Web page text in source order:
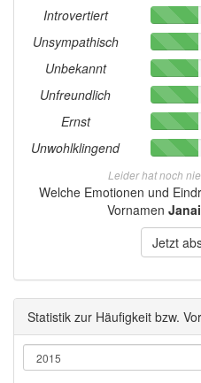
Introvertiert
Unsympathisch
Unbekannt
Unfreundlich
Ernst
Unwohlklingend
Leider hat noch
Welche Emotionen und
Vornamen
Jetzt
Statistik zur Häufigkeit bzw.